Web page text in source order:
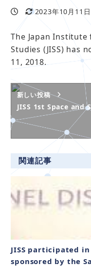
投稿日更新日
2023年10月11日
The Japan Institute
Studies (JISS) has
11, 2018.
新しい投稿
JISS 1st Space
関連記事
JISS participated
sponsored by the